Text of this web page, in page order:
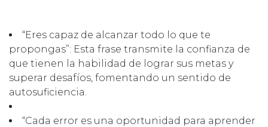
“Eres capaz de alcanzar todo lo que te
propongas”: Esta frase transmite la confianza de
que tienen la habilidad de lograr sus metas y
superar desafíos, fomentando un sentido de
autosuficiencia.
“Cada error es una oportunidad para aprender